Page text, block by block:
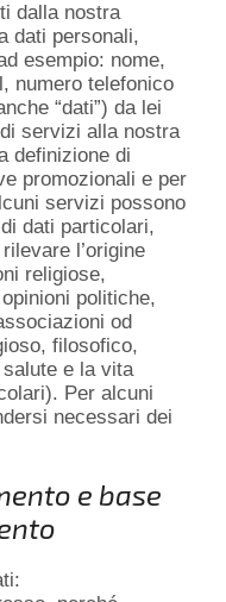
dalla nostra
dati personali,
esempio: nome,
numero telefonico
“dati”) da lei
servizi alla nostra
definizione di
promozionali e per
servizi possono
dati particolari,
l’origine
religiose,
politiche,
od
filosofico,
e la vita
Per alcuni
necessari dei
e base